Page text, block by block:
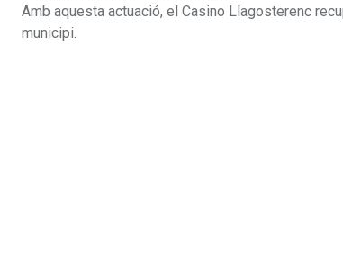
Amb aquesta actuació, el Casino Llagosterenc
municipi.